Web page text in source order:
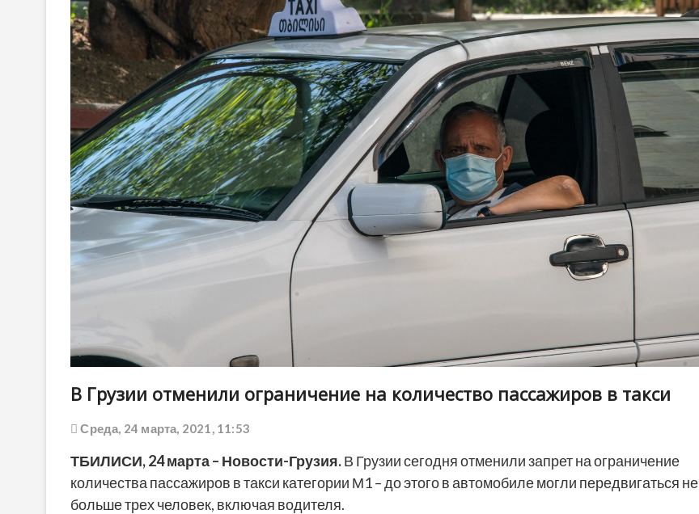
В Грузии отменили ограничение на количество пассажиров в такси
Среда, 24 марта, 2021, 11:53
ТБИЛИСИ,24 марта– Новости-Грузия.В Грузии сегодня отменили запрет на ограничение
количества пассажиров в такси категории М1 – до этого в автомобиле могли передвигаться не
больше трех человек, включая водителя.